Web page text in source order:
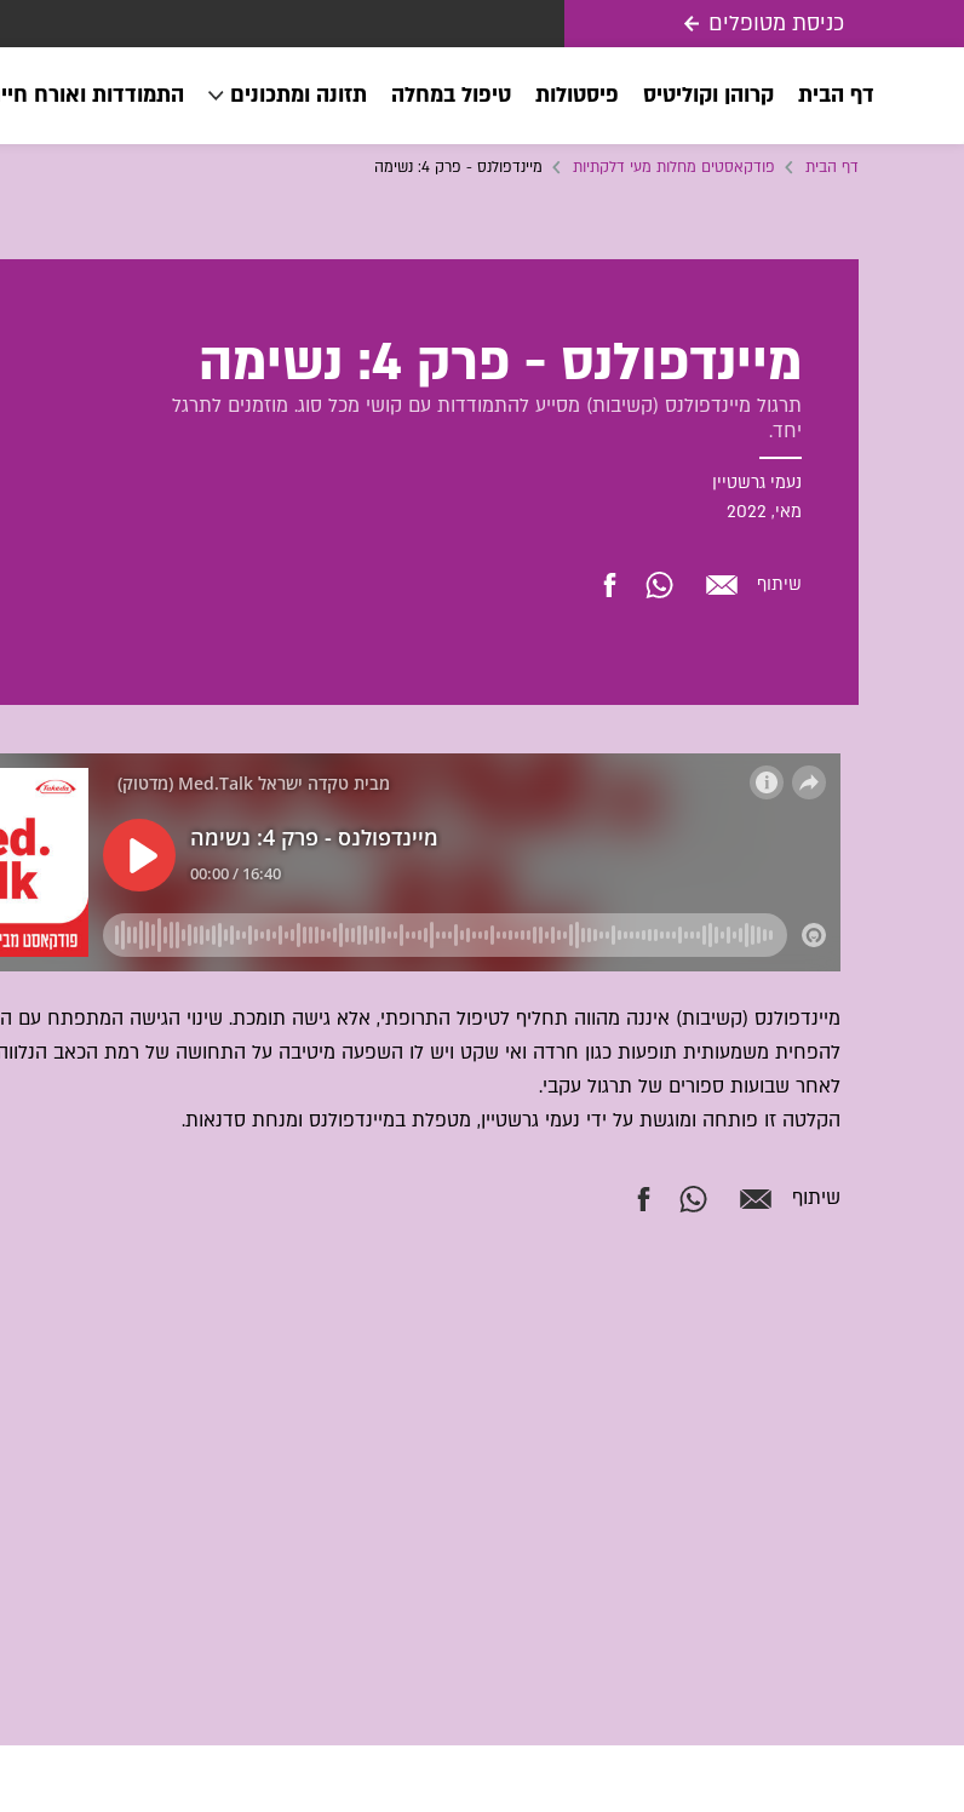
כניסת מטופלים
דף הבית קרוהן וקוליטיס פיסטולות טיפול במחלה תזונה ומתכונים התמודדות ואורח
דף הבית פודקאסטים מחלות מעי דלקתיות מיינדפולנס - פרק 4: נשימה
מיינדפולנס - פרק 4: נשימה
תרגול מיינדפולנס (קשיבות) מסייע להתמודדות עם קושי מכל סוג. מוזמנים לתרגל
יחד.
נעמי גרשטיין
מאי, 2022
שיתוף
מיינדפולנס (קשיבות) איננה מהווה תחליף לטיפול התרופתי, אלא גישה תומכת. שינוי הגישה המתפתח עם
להפחית משמעותית תופעות כגון חרדה ואי שקט ויש לו השפעה מיטיבה על התחושה של רמת הכאב
לאחר שבועות ספורים של תרגול עקבי.
הקלטה זו פותחה ומוגשת על ידי נעמי גרשטיין, מטפלת במיינדפולנס ומנחת סדנאות.
שיתוף